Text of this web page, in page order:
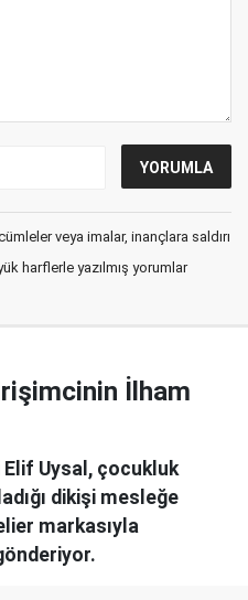
veya imalar, inançlara saldırı
harflerle yazılmış yorumlar
İlham
Elif Uysal, çocukluk
dikişi mesleğe
markasıyla